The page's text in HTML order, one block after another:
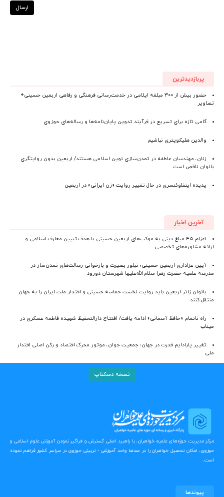
ارسال
پربازدیدترین
حضور بیش از ۳۰۰ مبلغه ایلامی در خدمت‌رسانی فرهنگی و رفاهی اربعین حسینی+
تصاویر
گامی تازه برای تسریع در فرآیند تدوین پایان‌نامه‌ها و رساله‌های حوزوی
والدین هلیکوپتری نباشیم
زنان، مهندسان عاطفه در تمدن‌سازی نوین اسلامی هستند/ اربعین بدون روایتگری
بانوان ناقص است
پدیده اینفلوئنسری در حال تغییر روایت «زن ایرانی» در اربعین
آخرین اخبار
اعزام ۴۵ مبلغ دینی به موکب‌های اربعین حسینی با هدف تبیین معارف اسلامی و
ارائه مشاوره‌های تخصصی
آیین عزاداری اربعین حسینی؛ تبلور بصیرت و بازخوانی رسالت‌های تمدن‌ساز در
مدرسه علمیه حضرت زهرا سلام‌الله‌علیها شهرستان دورود
بانوان زائر اربعین باید روایت نخست حماسه حسینی و اقتدار ملت ایران را به جهان
منتقل کنند
راه ناتمام «حافظ آسمانی» ادامه یافت/ افتتاح دارالتحفیظ شهیده فاطمه عسکری در
میناب
تغییر پارادایم قدرت در جهان؛ جمعیت جوان، موتور محرک اقتصاد و رکن اصلی اقتدار
ملی
نسخه دسکتاپ
مرکز مدیریت حوزه‌های علمیه خواهران، با راهبرد اصلی گسترش و فراگیر نمودن آموزش علوم اسلامی و
حوزوی، امکان تحصیل خواهران را در صدها واحد آموزشی - تربیتی حوزوی در سراسر کشور فراهم نموده
است.
پیوندها